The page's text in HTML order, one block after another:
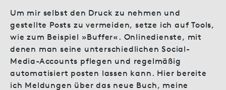
Um mir selbst den Druck zu nehmen und
gestellte Posts zu vermeiden, setze ich auf Tools,
wie zum Beispiel »Buffer«. Onlinedienste, mit
denen man seine unterschiedlichen Social-
Media-Accounts pflegen und regelmäßig
automatisiert posten lassen kann. Hier bereite
ich Meldungen über das neue Buch, meine